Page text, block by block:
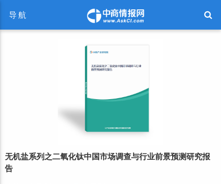
导航
无机盐系列之二氧化钛中国市场调查与行业前景预测研究报
告